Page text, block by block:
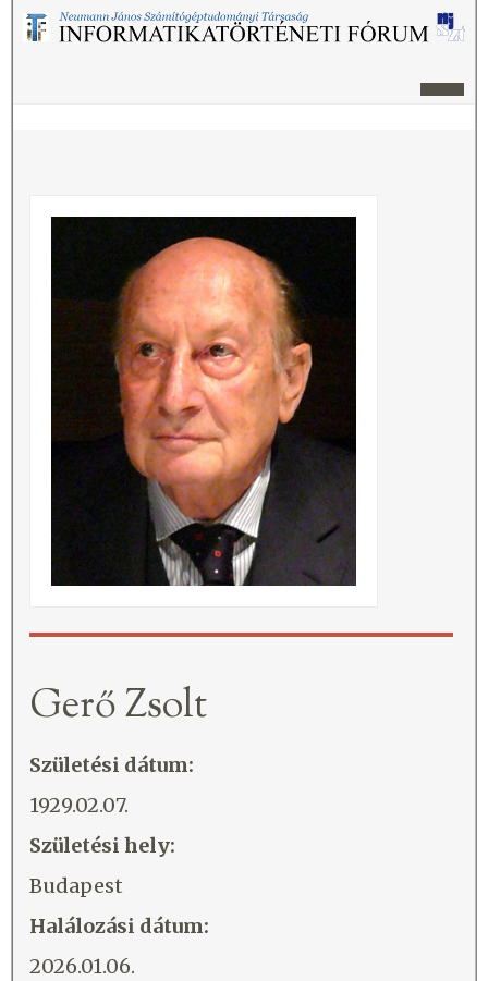
Gerő Zsolt
Születési dátum:
1929.02.07.
Születési hely:
Budapest
Halálozási dátum:
2026.01.06.